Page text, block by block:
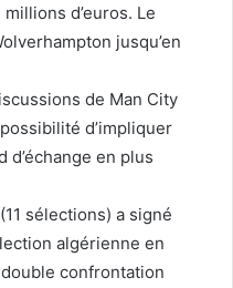
d’euros. Le
jusqu’en
de Man City
d’impliquer
d’échange en plus
sélections) a signé
algérienne en
double confrontation